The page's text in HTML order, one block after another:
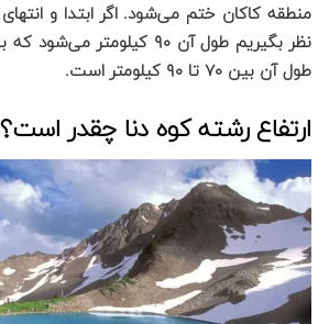
منطقه کاکان ختم می‌شود. اگر ابتدا و انتهای
نظر بگیریم طول آن ۹۰
طول آن بین ۷۰ تا ۹۰ کیلومتر است.
ارتفاع رشته کوه دنا چقدر است؟